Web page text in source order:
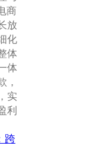
商
放
化
体
体
，
实
利
跨